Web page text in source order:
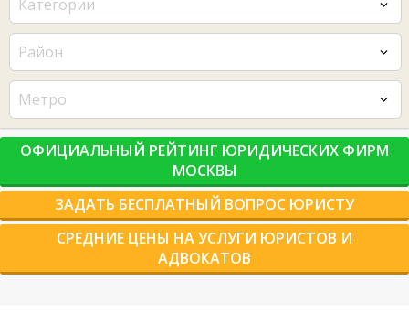
Категории
Район
Метро
ОФИЦИАЛЬНЫЙ РЕЙТИНГ ЮРИДИЧЕСКИХ ФИРМ
МОСКВЫ
ЗАДАТЬ БЕСПЛАТНЫЙ ВОПРОС ЮРИСТУ
СРЕДНИЕ ЦЕНЫ НА УСЛУГИ ЮРИСТОВ И
АДВОКАТОВ